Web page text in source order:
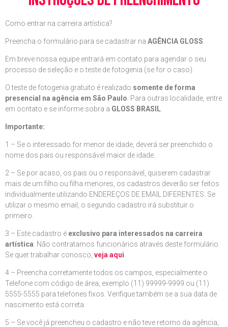
Como entrar na carreira artística?
Preencha o formulário para se cadastrar na AGÊNCIA GLOSS
Em breve nossa equipe entrará em contato para agendar o seu
processo de seleção e o teste de fotogenia (se for o caso).
O teste de fotogenia gratuito é realizado somente de forma
presencial na agência em São Paulo . Para outras localidade, entre
em ocntato e se informe sobra a GLOSS BRASIL
Importante:
1 – Se o interessado for menor de idade, deverá ser preenchido o
nome dos pais ou responsável maior de idade.
2 – Se por acaso, os pais ou o responsável, quiserem cadastrar
mais de um filho ou filha menores, os cadastros deverão ser feitos
individualmente utilizando ENDEREÇOS DE EMAIL DIFERENTES. Se
utilizar o mesmo email, o segundo cadastro irá substituir o
primeiro.
3 – Este cadastro é exclusivo para interessados na carreira
artística . Não contratamos funcionários através deste formulário.
Se quer trabalhar conosco, veja aqui
4 – Preencha corretamente todos os campos, especialmente o
Telefone com código de área, exemplo (11) 99999-9999 ou (11)
5555-5555 para telefones fixos. Verifique também se a sua data de
nascimento está correta.
5 – Se você já preencheu o cadastro e não teve retorno da agência,